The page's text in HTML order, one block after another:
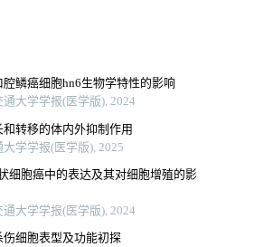
鳞癌细胞hn6生物学特性的影响
大学学报(医学版), 2024
转移的体内外抑制作用
学学报(医学版), 2025
细胞癌中的表达及其对细胞增殖的影
大学学报(医学版), 2024
细胞表型及功能初探